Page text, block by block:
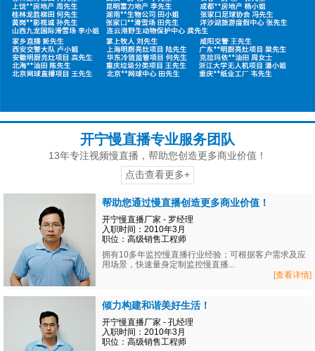
开宁慢直播专业服务团队
13年专注视频慢直播，帮助您创造更多商业价值！
点击查看更多+
帮助您通过慢直播创造更多商业价值！
开宁慢直播厂家 - 罗经理
入职时间：2010年3月
职位：高级销售工程师
拥有10多年监控慢直播行业经验；可根据客户需求及应
用场景，快速量身定制监控慢直播...
[查看详情]
倾力构建和谐美好生活！
开宁慢直播厂家 - 孔经理
入职时间：2010年3月
职位：高级销售工程师